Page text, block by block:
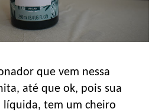
que vem nessa
até que ok, pois sua
líquida, tem um cheiro